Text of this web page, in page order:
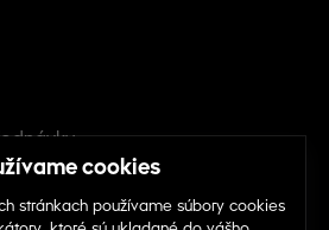
sociálnych sieťach